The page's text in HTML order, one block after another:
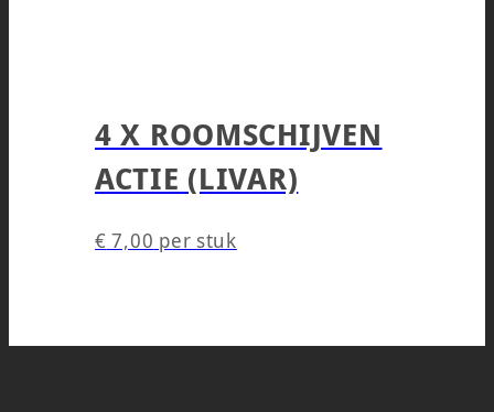
4 X ROOMSCHIJVEN
ACTIE (LIVAR)
€ 7,00 per stuk